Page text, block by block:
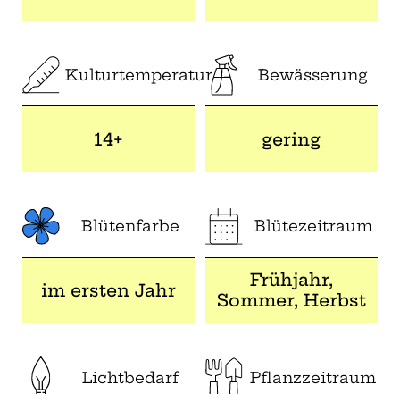
Kulturtemperatur
14+
Bewässerung
gering
Blütenfarbe
im ersten Jahr
Blütezeitraum
Frühjahr,
Sommer, Herbst
Lichtbedarf Pflanzzeitraum